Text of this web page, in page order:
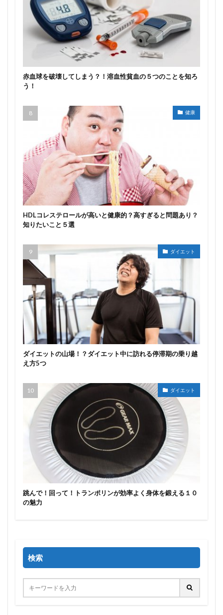
赤血球を破壊してしまう？！溶血性貧血の５つのことを知ろ
う！
健康
HDLコレステロールが高いと健康的？高すぎると問題あり？
知りたいこと５選
ダイエット
ダイエットの山場！？ダイエット中に訪れる停滞期の乗り越
え方5つ
ダイエット
跳んで！回って！トランポリンが効率よく身体を鍛える１０
の魅力
検索